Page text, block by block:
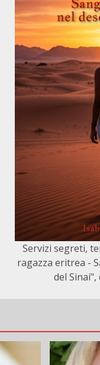
Servizi segreti,
ragazza eritrea -
del